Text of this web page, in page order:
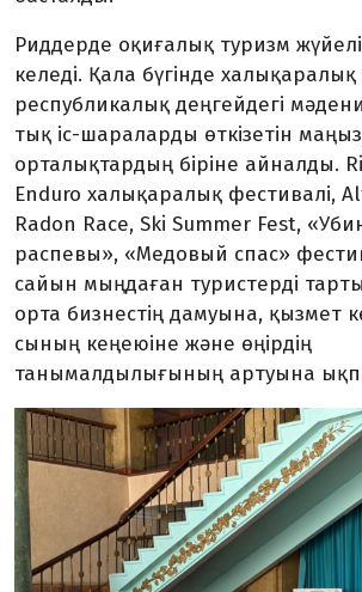
Риддерде оқиғалық тур­изм
келеді. Қала бүгінде
республикалық деңгейдегі
тық іс-шараларды өткізетін
орталықтардың біріне айналды.
Enduro халықаралық фести­валі,
Radon Race, Ski Summer Fest,
распевы», «Медовый спас»
сайын мыңдаған туристерді
орта бизнестің дамуына, қызмет
сының кеңеюіне және өңірдің
танымалдылығының артуына